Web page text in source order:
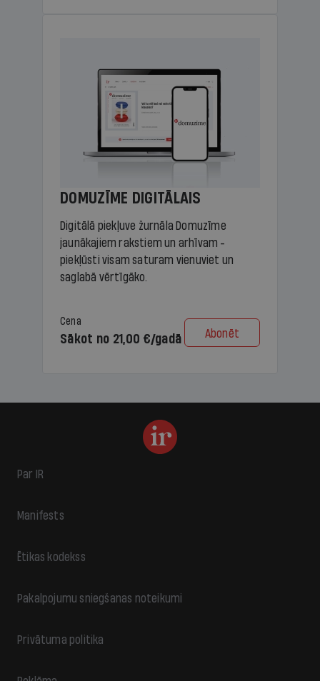
DOMUZĪME DIGITĀLAIS
Digitālā piekļuve žurnāla Domuzīme
jaunākajiem rakstiem un arhīvam -
piekļūsti visam saturam vienuviet un
saglabā vērtīgāko.
Cena
Sākot no 21,00 €/gadā Abonēt
Par IR
Manifests
Ētikas kodekss
Pakalpojumu sniegšanas noteikumi
Privātuma politika